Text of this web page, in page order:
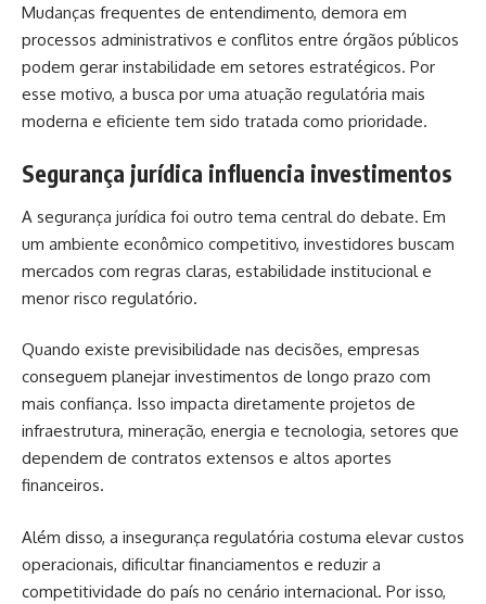
Mudanças frequentes de entendimento, demora em
processos administrativos e conflitos entre órgãos públicos
podem gerar instabilidade em setores estratégicos. Por
esse motivo, a busca por uma atuação regulatória mais
moderna e eficiente tem sido tratada como prioridade.
Segurança jurídica influencia investimentos
A segurança jurídica foi outro tema central do debate. Em
um ambiente econômico competitivo, investidores buscam
mercados com regras claras, estabilidade institucional e
menor risco regulatório.
Quando existe previsibilidade nas decisões, empresas
conseguem planejar investimentos de longo prazo com
mais confiança. Isso impacta diretamente projetos de
infraestrutura, mineração, energia e tecnologia, setores que
dependem de contratos extensos e altos aportes
financeiros.
Além disso, a insegurança regulatória costuma elevar custos
operacionais, dificultar financiamentos e reduzir a
competitividade do país no cenário internacional. Por isso,